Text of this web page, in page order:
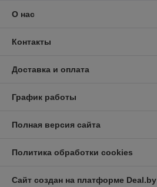
О нас
Контакты
Доставка и оплата
График работы
Полная версия сайта
Политика обработки cookies
Сайт создан на платформе Deal.by